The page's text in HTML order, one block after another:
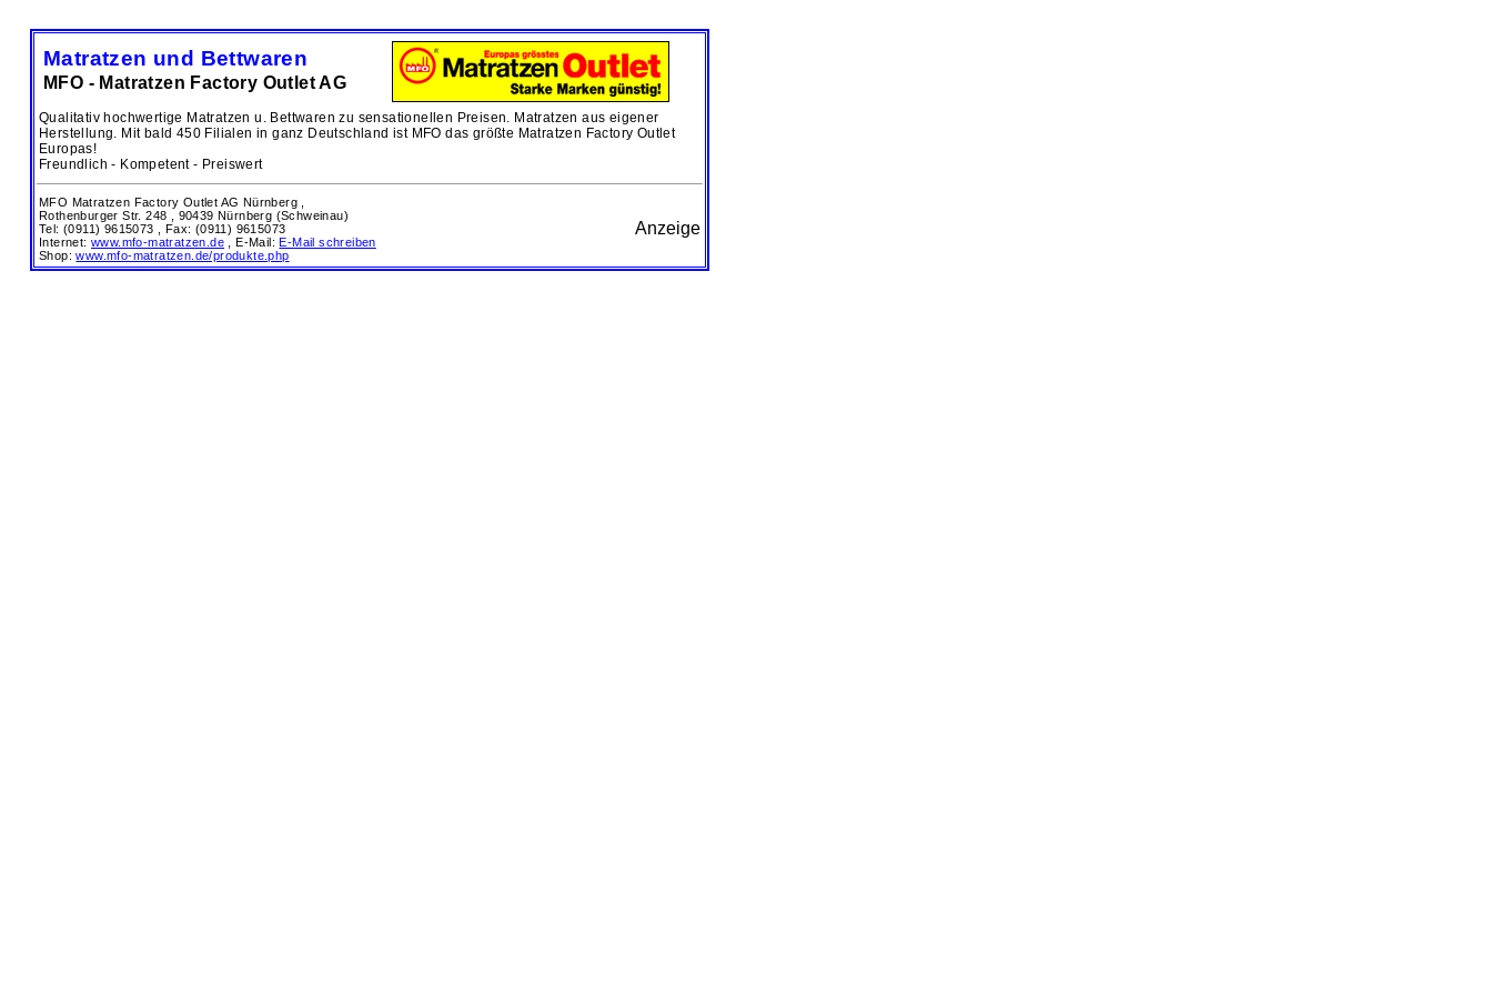
Matratzen und Bettwaren
MFO - Matratzen Factory Outlet AG
Qualitativ hochwertige Matratzen u. Bettwaren zu sensationellen Preisen. Matratzen aus eigener
Herstellung. Mit bald 450 Filialen in ganz Deutschland ist MFO das größte Matratzen Factory Outlet
Europas!
Freundlich - Kompetent - Preiswert
MFO Matratzen Factory Outlet AG Nürnberg ,
Rothenburger Str. 248 , 90439 Nürnberg (Schweinau)
Tel: (0911) 9615073 , Fax: (0911) 9615073
Internet:www.mfo-matratzen.de , E-Mail:E-Mail schreiben
Shop:www.mfo-matratzen.de/produkte.php
Anzeige